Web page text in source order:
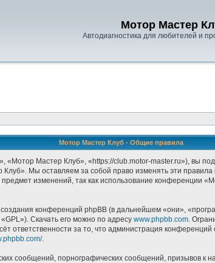
Мотор Мастер
Автодиагностика для любителей и
Мотор Мастер Клуб - Общие правила
Мастер Клуб», «https://club.motor-master.ru»), вы
Мы оставляем за собой право изменять эти
изменений, так как использование конференции
конференций phpBB (в дальнейшем «они»,
Скачать его можно по адресу www.phpbb.com.
ответственности за то, что администрация
.
сообщений, порнографических сообщений, призывов